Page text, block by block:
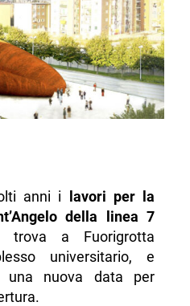
anni i lavori per la
della linea 7
a Fuorigrotta
universitario, e
nuova data per